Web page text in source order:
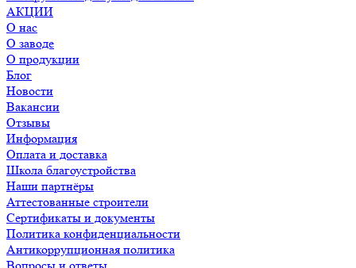
АКЦИИ
О нас
О заводе
О продукции
Блог
Новости
Вакансии
Отзывы
Информация
Оплата и доставка
Школа благоустройства
Наши партнёры
Аттестованные строители
Сертификаты и документы
Политика конфиденциальности
Антикоррупционная политика